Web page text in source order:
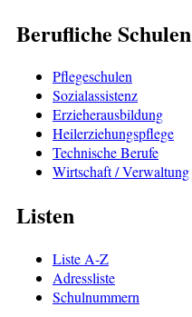
Berufliche Schulen
Pflegeschulen
Sozialassistenz
Erzieherausbildung
Heilerziehungspflege
Technische Berufe
Wirtschaft / Verwaltung
Listen
Liste A-Z
Adressliste
Schulnummern